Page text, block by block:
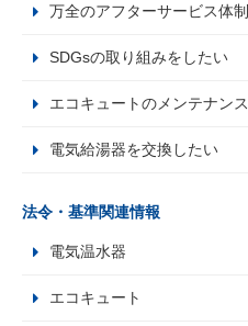
万全のアフターサービス体制
SDGsの取り組みをしたい
エコキュートのメンテナンス
電気給湯器を交換したい
法令・基準関連情報
電気温水器
エコキュート